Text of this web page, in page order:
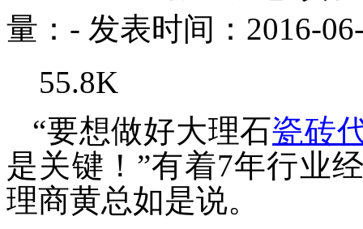
量： - 发表时间：2016-
55.8K
“要想做好大理石瓷砖
是关键！”有着7年行业
理商黄总如是说。